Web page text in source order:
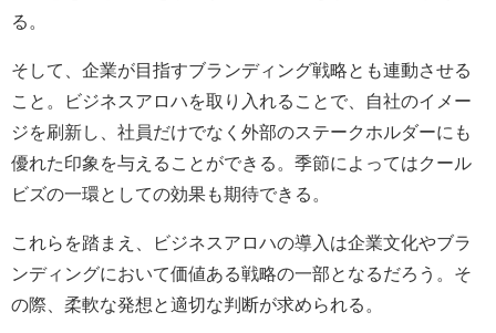
る。
そして、企業が目指すブランディング戦略とも連動させる
こと。ビジネスアロハを取り入れることで、自社のイメー
ジを刷新し、社員だけでなく外部のステークホルダーにも
優れた印象を与えることができる。季節によってはクール
ビズの一環としての効果も期待できる。
これらを踏まえ、ビジネスアロハの導入は企業文化やブラ
ンディングにおいて価値ある戦略の一部となるだろう。そ
の際、柔軟な発想と適切な判断が求められる。